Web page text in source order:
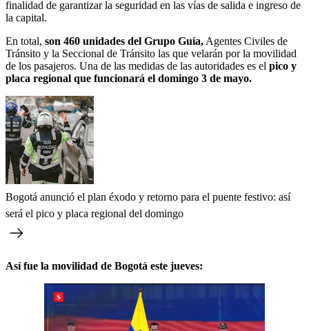
finalidad de garantizar la seguridad en las vías de salida e ingreso de
la capital.
En total, son 460 unidades del Grupo Guía,Agentes Civiles de
Tránsito y la Seccional de Tránsito las que velarán por la movilidad
de los pasajeros. Una de las medidas de las autoridades es el pico y
placa regional que funcionará el domingo 3 de mayo.
Bogotá anunció el plan éxodo y retorno para el puente festivo: así
será el pico y placa regional del domingo
Así fue la movilidad de Bogotá este jueves: